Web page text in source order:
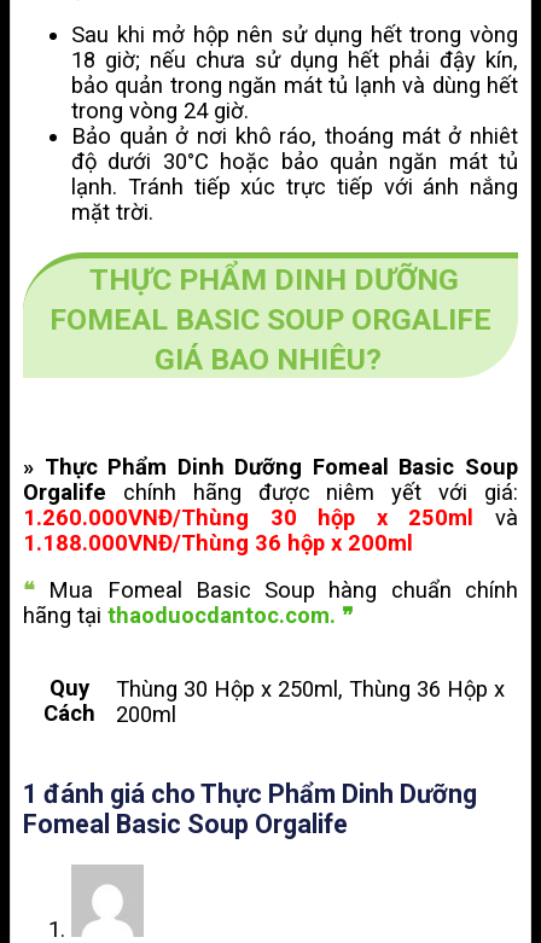
Sau khi mở hộp nên sử dụng hết trong vòng
18 giờ; nếu chưa sử dụng hết phải đậy kín,
bảo quản trong ngăn mát tủ lạnh và dùng hết
trong vòng 24 giờ.
Bảo quản ở nơi khô ráo, thoáng mát ở nhiêt
độ dưới 30°C hoặc bảo quản ngăn mát tủ
lạnh. Tránh tiếp xúc trực tiếp với ánh nắng
mặt trời.
THỰC PHẨM DINH DƯỠNG
FOMEAL BASIC SOUP ORGALIFE
GIÁ BAO NHIÊU?
» Thực Phẩm Dinh Dưỡng Fomeal Basic Soup
Orgalife chính hãng được niêm yết với giá:
1.260.000VNĐ/Thùng 30 hộp x 250ml và
1.188.000VNĐ/Thùng 36 hộp x 200ml
❝ Mua Fomeal Basic Soup hàng chuẩn chính
hãng tại thaoduocdantoc.com. ❞
Quy
Cách
Thùng 30 Hộp x 250ml, Thùng 36 Hộp x
200ml
1 đánh giá cho Thực Phẩm Dinh Dưỡng
Fomeal Basic Soup Orgalife